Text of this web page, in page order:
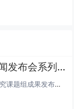
民生ESG社区生态研究课题组新闻发布会系列 | 王栎篇
2026年7月30日，北京。民生ESG社区生态研究课题组成果发布会上，三公平台董事长王栎就平台核心定位、建设路径及未来规...